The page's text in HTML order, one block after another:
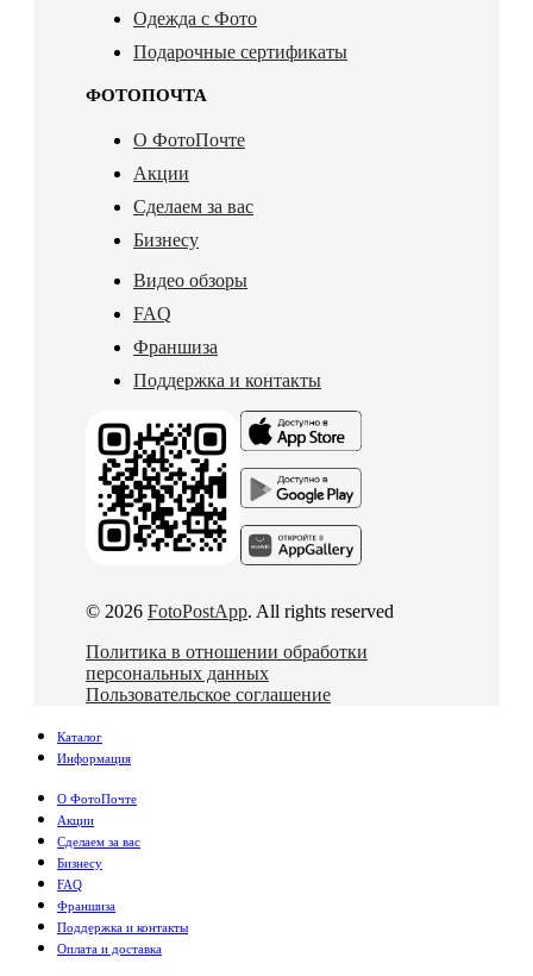
Одежда с Фото
Подарочные сертификаты
ФОТОПОЧТА
О ФотоПочте
Акции
Сделаем за вас
Бизнесу
Видео обзоры
FAQ
Франшиза
Поддержка и контакты
© 2026 FotoPostApp. All rights reserved
Политика в отношении обработки
персональных данных
Пользовательское соглашение
Каталог
Информация
О ФотоПочте
Акции
Сделаем за вас
Бизнесу
FAQ
Франшиза
Поддержка и контакты
Оплата и доставка